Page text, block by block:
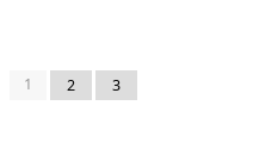
1 2 3